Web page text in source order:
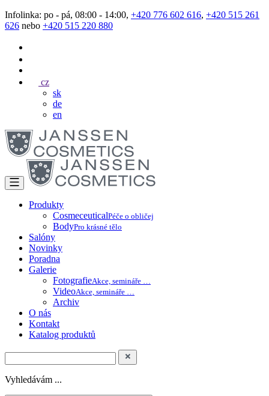
Infolinka: po - pá, 08:00 - 14:00, +420 776 602 616, +420 515 261
626 nebo +420 515 220 880
cz
sk
de
en
Produkty
CosmeceuticalPéče o obličej
BodyPro krásné tělo
Salóny
Novinky
Poradna
Galerie
FotografieAkce, semináře …
VideoAkce, semináře …
Archiv
O nás
Kontakt
Katalog produktů
Vyhledávám ...